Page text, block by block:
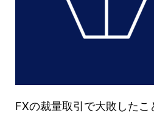
FXの裁量取引で大敗したこ